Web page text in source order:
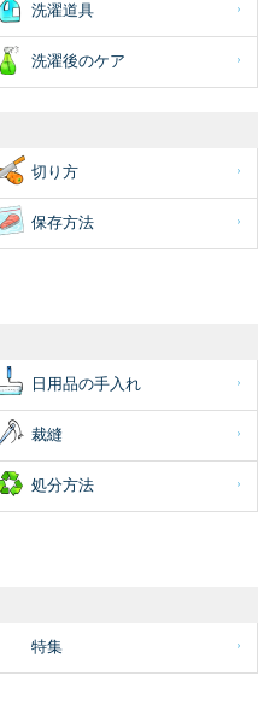
洗濯道具
洗濯後のケア
切り方
保存方法
日用品の手入れ
裁縫
処分方法
特集